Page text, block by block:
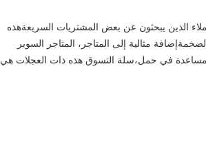
الذين يبحثون عن بعض المشتريات السريعةهذه
مثالية إلى المتاجر، المتاجر السوبر
في حمل،سلة التسوق هذه ذات العجلات هي